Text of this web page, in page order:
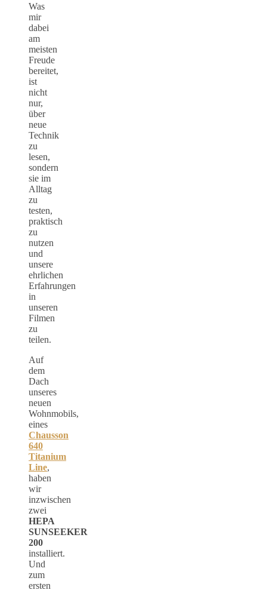
Was
mir
dabei
am
meisten
Freude
bereitet,
ist
nicht
nur,
über
neue
Technik
zu
lesen,
sondern
sie im
Alltag
zu
testen,
praktisch
zu
nutzen
und
unsere
ehrlichen
Erfahrungen
in
unseren
Filmen
zu
teilen.
Auf
dem
Dach
unseres
neuen
Wohnmobils,
eines
Chausson
640
Titanium
Line,
haben
wir
inzwischen
zwei
HEPA
SUNSEEKER
200
installiert.
Und
zum
ersten